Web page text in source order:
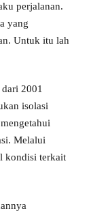
perjalanan.
yang
Untuk itu lah
2001
isolasi
Melalui
kondisi terkait